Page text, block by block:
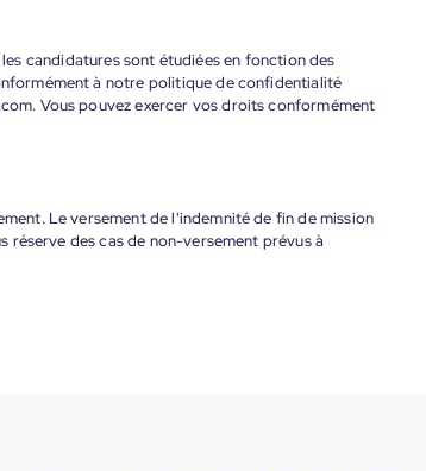
candidatures sont étudiées en fonction des
à notre politique de confidentialité
Vous pouvez exercer vos droits conformément
Le versement de l'indemnité de fin de mission
réserve des cas de non-versement prévus à